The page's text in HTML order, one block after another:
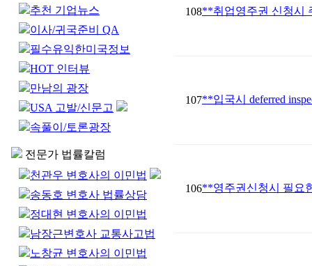
추천 기업뉴스
이사/귀국준비 QA
필수유익한미국정보
HOT 인터뷰
만남의 광장
USA 고발/신문고
속풀이/토론광장
전문가 법률칼럼
천관우 변호사의 이민법
송동호 변호사 법률상담
정대현 변호사의 이민법
남장근변호사 교통사고법
노창균 변호사의 이민법
108**취업영주권 신청시
107**입국시 deferred
106**영주권신청시 필요